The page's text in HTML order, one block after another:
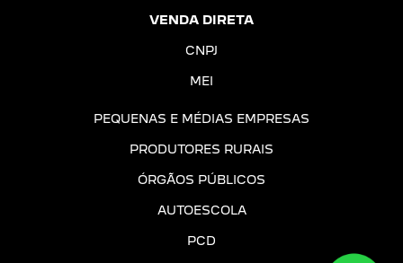
VENDA DIRETA
CNPJ
MEI
PEQUENAS E MÉDIAS EMPRESAS
PRODUTORES RURAIS
ÓRGÃOS PÚBLICOS
AUTOESCOLA
PCD